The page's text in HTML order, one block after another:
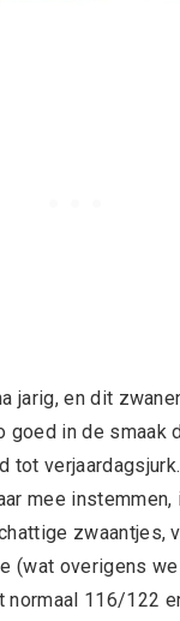
jarig, en dit
goed in de smaak
tot
mee
zwaantjes,
(wat overigens
normaal 116/122